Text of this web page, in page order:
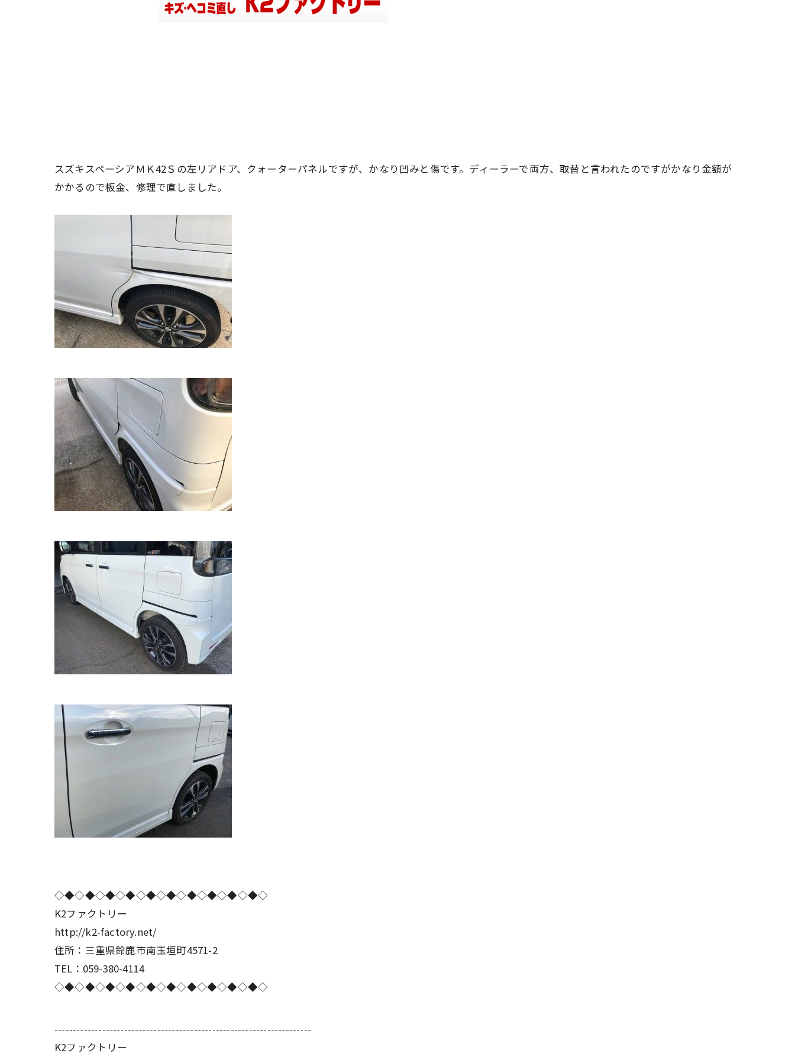
スズキスペーシアＭＫ42Ｓの左リアドア、クォーターパネルですが、かなり凹みと傷です。ディーラーで両方、取替と言われたのですがかなり金額が
かかるので板金、修理で直しました。
◇◆◇◆◇◆◇◆◇◆◇◆◇◆◇◆◇◆◇◆◇
K2ファクトリー
http://k2-factory.net/
住所：三重県鈴鹿市南玉垣町4571-2
TEL：059-380-4114
◇◆◇◆◇◆◇◆◇◆◇◆◇◆◇◆◇◆◇◆◇
----------------------------------------------------------------------
K2ファクトリー